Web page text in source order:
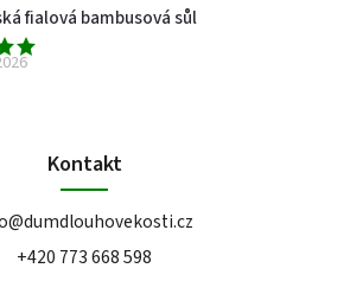
fialová bambusová sůl
Kontakt
@dumdlouhovekosti.cz
+420 773 668 598